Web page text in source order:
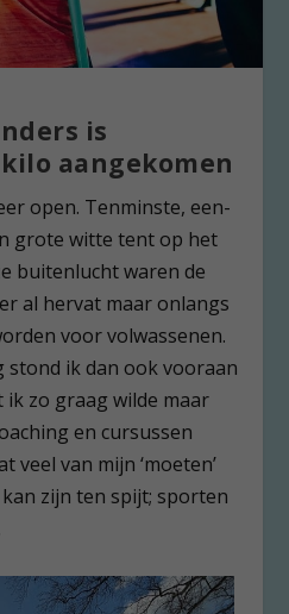
is
aangekomen
open. Tenminste, een-
grote witte tent op het
buitenlucht waren de
al hervat maar onlangs
voor volwassenen.
stond ik dan ook vooraan
ik zo graag wilde maar
en cursussen
veel van mijn ‘moeten’
kan zijn ten spijt; sporten